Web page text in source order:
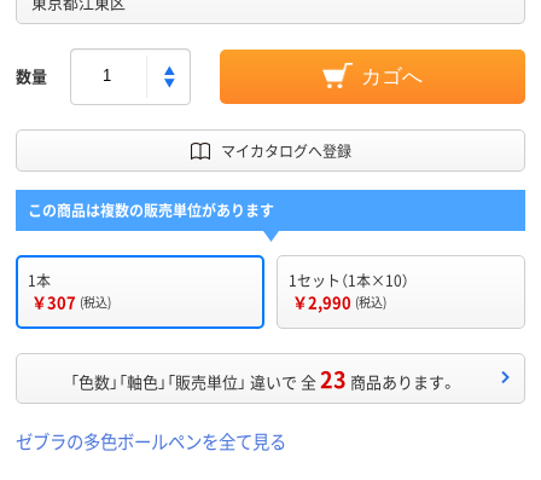
数量 カゴへ
マイカタログへ登録
この商品は複数の販売単位があります
1本
￥307 (税込)
1セット（1本×10）
￥2,990 (税込)
「色数」「軸色」「販売単位」 違いで 全23 商品あります。
ゼブラの多色ボールペンを全て見る